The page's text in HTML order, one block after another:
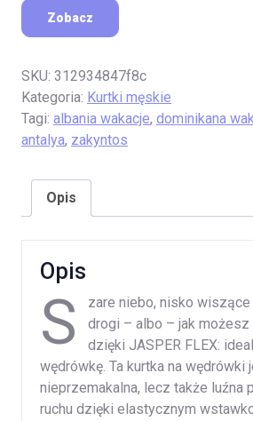
Zobacz
SKU: 312934847f8c
Kategoria: Kurtki męskie
Tagi: albania wakacje, dominikana
antalya, zakyntos
Opis
Opis
S
zare niebo, nisko wiszące
drogi – albo – jak
dzięki JASPER FLEX:
wędrówkę. Ta kurtka na wędrówki
nieprzemakalna, lecz także luźna
ruchu dzięki elastycznym